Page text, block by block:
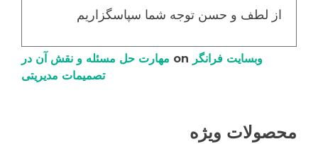
از لطف و حسن توجه شما سپاسگزاریم
وبسایت فرانگر
مهارت حل مسئله و نقش آن در
تصمیمات مدیریتی
محصولات ویژه